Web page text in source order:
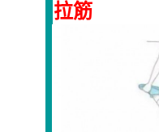
拉筋